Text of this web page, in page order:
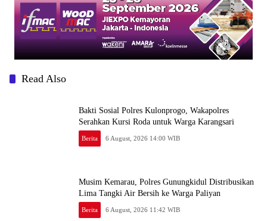
Read Also
Bakti Sosial Polres Kulonprogo, Wakapolres
Serahkan Kursi Roda untuk Warga Karangsari
Berita 6 August, 2026 14:00 WIB
Musim Kemarau, Polres Gunungkidul Distribusikan
Lima Tangki Air Bersih ke Warga Paliyan
Berita 6 August, 2026 11:42 WIB